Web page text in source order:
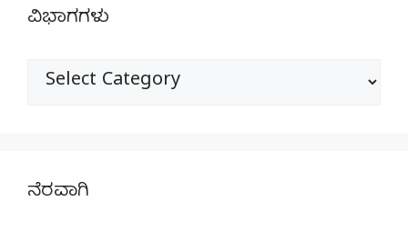
ವಿಭಾಗಗಳು
ವಿಭಾಗಗಳು
ನೆರವಾಗಿ